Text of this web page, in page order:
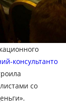
консультанто
со